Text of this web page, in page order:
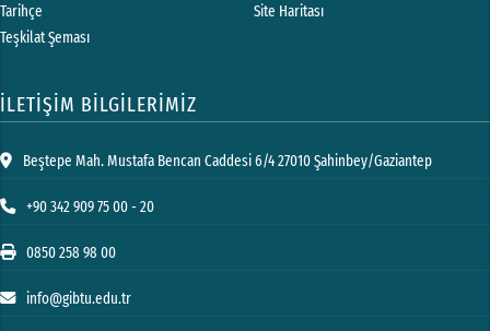
Tarihçe
Teşkilat Şeması
Site Haritası
İLETİŞİM BİLGİLERİMİZ
Beştepe Mah. Mustafa Bencan Caddesi 6/4 27010 Şahinbey/Gaziantep
+90 342 909 75 00 - 20
0850 258 98 00
info@gibtu.edu.tr